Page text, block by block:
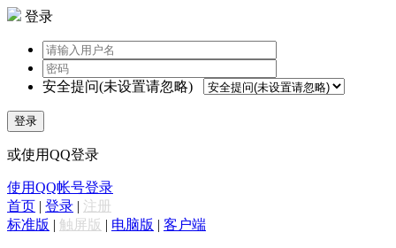
登录
安全提问(未设置请忽略)
登录
或使用QQ登录
使用QQ帐号登录
首页 | 登录 | 注册
标准版 | 触屏版 | 电脑版 | 客户端